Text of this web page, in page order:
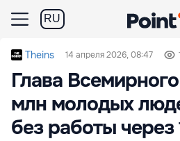
RU
Theins 14 апреля 2026, 08:47
Глава
млн молодых
без работы через